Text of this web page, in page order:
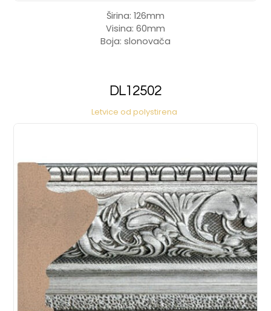
Širina: 126mm
Visina: 60mm
Boja: slonovača
DL12502
Letvice od polystirena